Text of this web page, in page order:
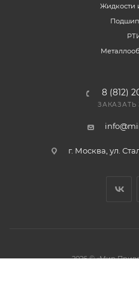
Жидкости
8 (812)
г. Москва, ул.
2026 © «Мир